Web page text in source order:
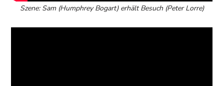
Szene: Sam (Humphrey Bogart) erhält Besuch (Peter Lorre)